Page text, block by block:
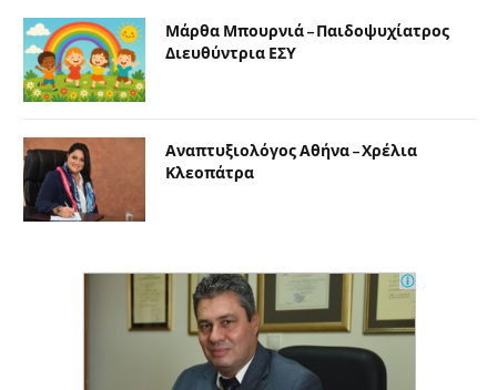
Μάρθα Μπουρνιά – Παιδοψυχίατρος
Διευθύντρια ΕΣΥ
Αναπτυξιολόγος Αθήνα – Χρέλια
Κλεοπάτρα